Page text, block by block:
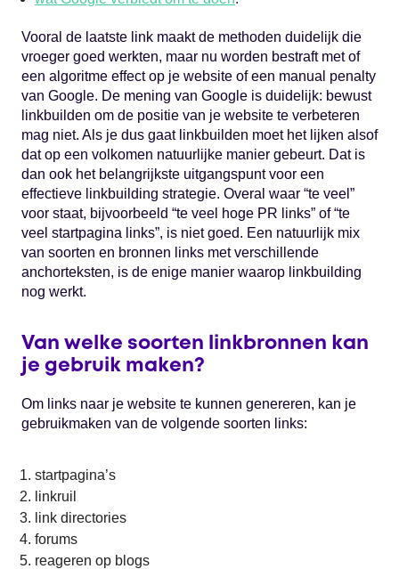
Vooral de laatste link maakt de methoden duidelijk die
vroeger goed werkten, maar nu worden bestraft met of
een algoritme effect op je website of een manual penalty
van Google. De mening van Google is duidelijk: bewust
linkbuilden om de positie van je website te verbeteren
mag niet. Als je dus gaat linkbuilden moet het lijken alsof
dat op een volkomen natuurlijke manier gebeurt. Dat is
dan ook het belangrijkste uitgangspunt voor een
effectieve linkbuilding strategie. Overal waar “te veel”
voor staat, bijvoorbeeld “te veel hoge PR links” of “te
veel startpagina links”, is niet goed. Een natuurlijk mix
van soorten en bronnen links met verschillende
anchorteksten, is de enige manier waarop linkbuilding
nog werkt.
Van welke soorten linkbronnen kan
je gebruik maken?
Om links naar je website te kunnen genereren, kan je
gebruikmaken van de volgende soorten links:
startpagina’s
linkruil
link directories
forums
reageren op blogs